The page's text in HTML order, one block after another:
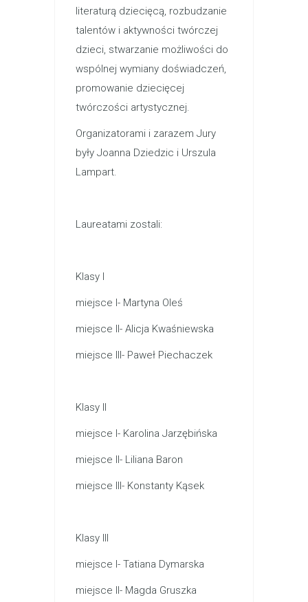
literaturą dziecięcą, rozbudzanie
talentów i aktywności twórczej
dzieci, stwarzanie możliwości do
wspólnej wymiany doświadczeń,
promowanie dziecięcej
twórczości artystycznej.
Organizatorami i zarazem Jury
były Joanna Dziedzic i Urszula
Lampart.
Laureatami zostali:
Klasy I
miejsce I- Martyna Oleś
miejsce II- Alicja Kwaśniewska
miejsce III- Paweł Piechaczek
Klasy II
miejsce I- Karolina Jarzębińska
miejsce II- Liliana Baron
miejsce III- Konstanty Kąsek
Klasy III
miejsce I- Tatiana Dymarska
miejsce II- Magda Gruszka